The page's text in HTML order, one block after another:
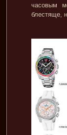
часовым
блестяще,